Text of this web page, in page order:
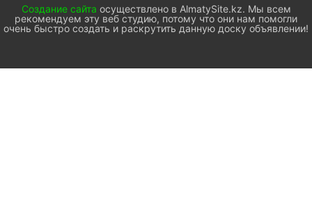
Создание сайта осуществлено в AlmatySite.kz. Мы всем
рекомендуем эту веб студию, потому что они нам помогли
очень быстро создать и раскрутить данную доску объявлении!